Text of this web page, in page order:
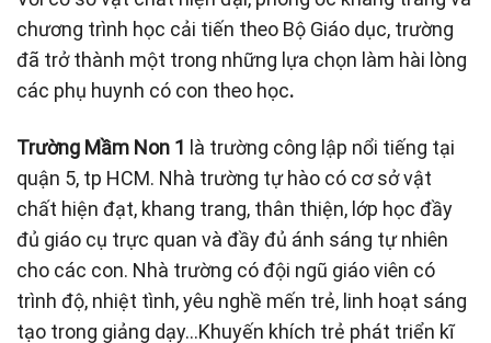
chương trình học cải tiến theo Bộ Giáo dục, trường
đã trở thành một trong những lựa chọn làm hài lòng
các phụ huynh có con theo học.
Trường Mầm Non 1 là trường công lập nổi tiếng tại
quận 5, tp HCM. Nhà trường tự hào có cơ sở vật
chất hiện đạt, khang trang, thân thiện, lớp học đầy
đủ giáo cụ trực quan và đầy đủ ánh sáng tự nhiên
cho các con. Nhà trường có đội ngũ giáo viên có
trình độ, nhiệt tình, yêu nghề mến trẻ, linh hoạt sáng
tạo trong giảng dạy…Khuyến khích trẻ phát triển kĩ